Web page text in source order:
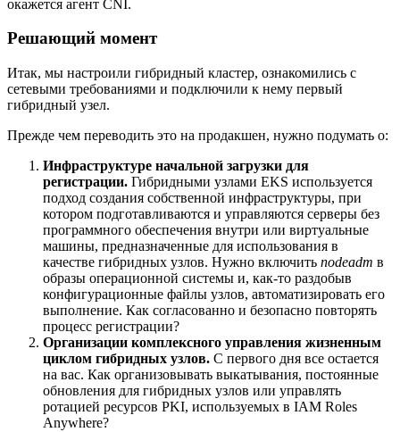
окажется агент CNI.
Решающий момент
Итак, мы настроили гибридный кластер, ознакомились с
сетевыми требованиями и подключили к нему первый
гибридный узел.
Прежде чем переводить это на продакшен, нужно подумать о:
Инфраструктуре начальной загрузки для
регистрации. Гибридными узлами EKS используется
подход создания собственной инфраструктуры, при
котором подготавливаются и управляются серверы без
программного обеспечения внутри или виртуальные
машины, предназначенные для использования в
качестве гибридных узлов. Нужно включить nodeadm в
образы операционной системы и, как-то раздобыв
конфигурационные файлы узлов, автоматизировать его
выполнение. Как согласованно и безопасно повторять
процесс регистрации?
Организации комплексного управления жизненным
циклом гибридных узлов. С первого дня все остается
на вас. Как организовывать выкатывания, постоянные
обновления для гибридных узлов или управлять
ротацией ресурсов PKI, используемых в IAM Roles
Anywhere?